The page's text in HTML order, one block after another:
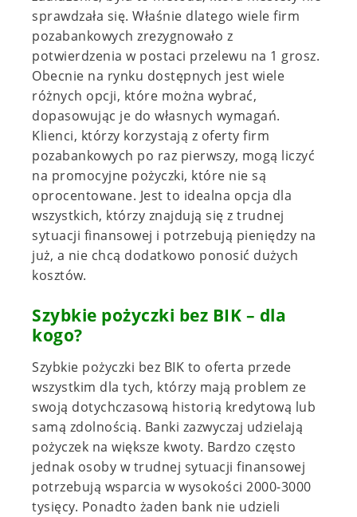
sprawdzała się. Właśnie dlatego wiele firm
pozabankowych zrezygnowało z
potwierdzenia w postaci przelewu na 1 grosz.
Obecnie na rynku dostępnych jest wiele
różnych opcji, które można wybrać,
dopasowując je do własnych wymagań.
Klienci, którzy korzystają z oferty firm
pozabankowych po raz pierwszy, mogą liczyć
na promocyjne pożyczki, które nie są
oprocentowane. Jest to idealna opcja dla
wszystkich, którzy znajdują się z trudnej
sytuacji finansowej i potrzebują pieniędzy na
już, a nie chcą dodatkowo ponosić dużych
kosztów.
Szybkie pożyczki bez BIK – dla
kogo?
Szybkie pożyczki bez BIK to oferta przede
wszystkim dla tych, którzy mają problem ze
swoją dotychczasową historią kredytową lub
samą zdolnością. Banki zazwyczaj udzielają
pożyczek na większe kwoty. Bardzo często
jednak osoby w trudnej sytuacji finansowej
potrzebują wsparcia w wysokości 2000-3000
tysięcy. Ponadto żaden bank nie udzieli